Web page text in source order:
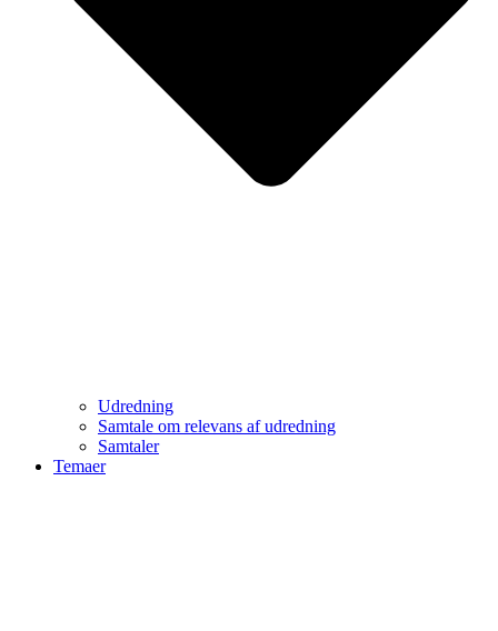
Udredning
Samtale om relevans af udredning
Samtaler
Temaer